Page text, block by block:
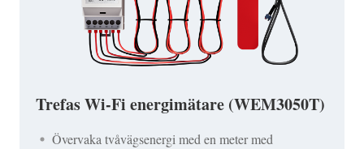
Trefas Wi-Fi energimätare (WEM3050T)
Övervaka tvåvägsenergi med en meter med